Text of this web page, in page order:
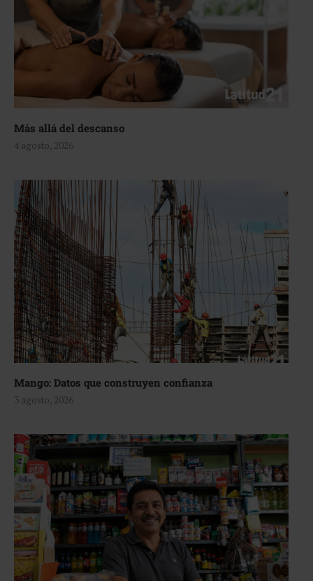
Más allá del descanso
4 agosto, 2026
Mango: Datos que construyen confianza
3 agosto, 2026